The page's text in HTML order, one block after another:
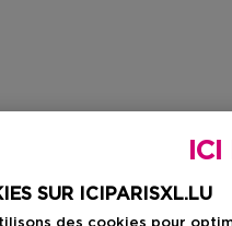
SUR ICIPARISXL.LU